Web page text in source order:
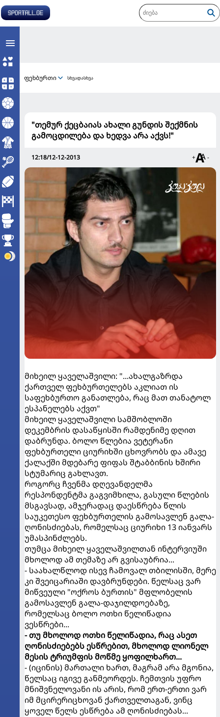
ფეხბურთი სხვადასხვა
"თემურ ქეცბაიას ახალი გუნდის შექმნის
გამოცდილება და ხედვა არა აქვს!"
12:18/12-12-2013 + -
მიხეილ ყაველაშვილი: "...ახალგაზრდა
ქართველ ფეხბურთელებს აკლიათ ის
საფეხბურთო განათლება, რაც მათ თანატოლ
ესპანელებს აქვთ"
მიხეილ ყაველაშვილი სამშობლოში
დეკემბრის დასაწყისში რამდენიმე დღით
დაბრუნდა. ბოლო წლებია ვეტერანი
ფეხბურთელი ციურიხში ცხოვრობს და ამავე
ქალაქში მდებარე ფიფას შტაბბინის ხშირი
სტუმარიც გახლავთ.
როგორც ჩვენმა დღევანდელმა
რესპონდენტმა გაგვიმხილა, გასული წლების
მსგავსად, ამჯერადაც დაესწრება წლის
საუკეთესო ფეხბურთელის გამოსავლენ გალა-
ღონისძიებას, რომელსაც ციურიხი 13 იანვარს
უმასპინძლებს.
თუმცა მიხეილ ყაველაშვილთან ინტერვიუში
მხოლოდ ამ თემაზე არ გვისაუბრია...
- საახალწლოდ ისევ ჩამოვალ თბილისში, მერე
კი შვეიცარიაში დავბრუნდები. წელსაც ვარ
მიწვეული "ოქროს ბურთის" მფლობელის
გამოსავლენ გალა-დაჯილდოებაზე,
რომელსაც ბოლო ოთხი წელიწადია
ვესწრები...
- თუ მხოლოდ ოთხი წელიწადია, რაც ასეთ
ღონისძიებებს ესწრებით, მხოლოდ ლიონელ
მესის ტრიუმფის მოწმე ყოფილხართ...
- (იცინის) მართალი ხართ, მაგრამ არა მგონია,
წელსაც იგივე განმეორდეს. ჩემთვის უფრო
მნიშვნელოვანი ის არის, რომ ერთ-ერთი ვარ
იმ მცირერიცხოვან ქართველთაგან, ვინც
ყოველ წელს ესწრება ამ ღონისძიებას...